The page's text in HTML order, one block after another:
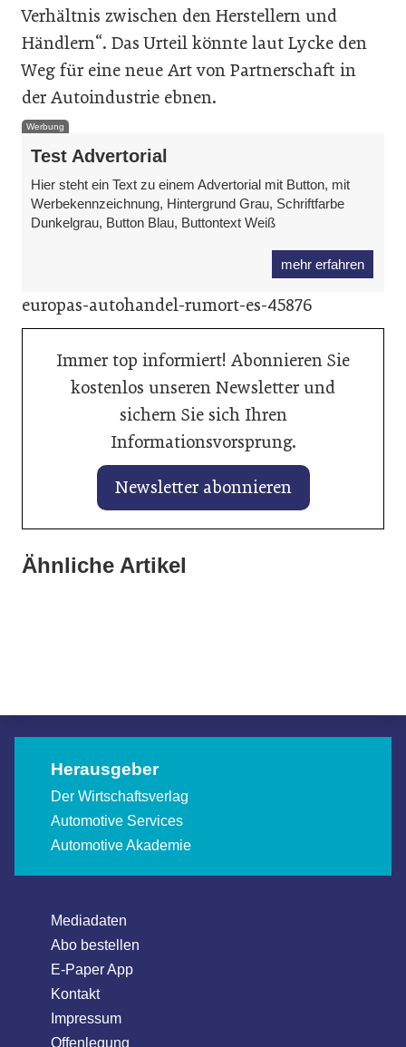
Verhältnis zwischen den Herstellern und
Händlern“. Das Urteil könnte laut Lycke den
Weg für eine neue Art von Partnerschaft in
der Autoindustrie ebnen.
Werbung
Test Advertorial
Hier steht ein Text zu einem Advertorial mit Button, mit
Werbekennzeichnung, Hintergrund Grau, Schriftfarbe
Dunkelgrau, Button Blau, Buttontext Weiß
mehr erfahren
europas-autohandel-rumort-es-45876
Immer top informiert! Abonnieren Sie
kostenlos unseren Newsletter und
sichern Sie sich Ihren
Informationsvorsprung.
Newsletter abonnieren
Ähnliche Artikel
28. Januar 2026
KI hilft beim perfekten Fahrzeuginserat
28. Januar 2026
28. Januar 2026
Herausgeber
Der Wirtschaftsverlag
Automotive Services
Automotive Akademie
Mediadaten
Abo bestellen
E-Paper App
Kontakt
Impressum
Offenlegung